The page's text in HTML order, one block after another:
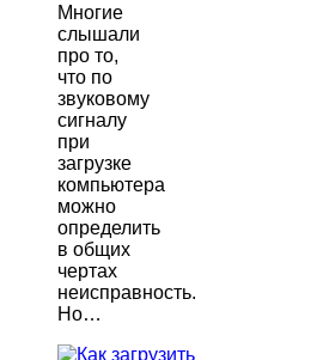
Многие
слышали
про то,
что по
звуковому
сигналу
при
загрузке
компьютера
можно
определить
в общих
чертах
неисправность.
Но…